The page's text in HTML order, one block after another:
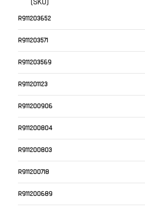
R911203652
R911203571
R911203569
R911201123
R911200906
R911200804
R911200803
R911200718
R911200689